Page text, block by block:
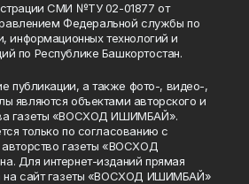
СМИ №ТУ 02-01877 от
Федеральной службы по
информационных технологий и
по Республике Башкортостан.
публикации, а также фото-, видео-,
являются объектами авторского и
газеты «ВОСХОД ИШИМБАЙ».
только по согласованию с
газеты «ВОСХОД
Для интернет-изданий прямая
на сайт газеты «ВОСХОД ИШИМБАЙ»